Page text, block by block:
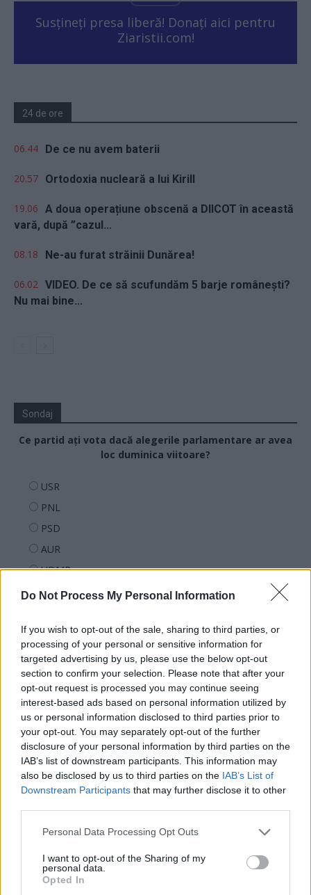
Do Not Process My Personal Information
If you wish to opt-out of the sale, sharing to third parties, or
processing of your personal or sensitive information for
targeted advertising by us, please use the below opt-out
section to confirm your selection. Please note that after your
opt-out request is processed you may continue seeing
interest-based ads based on personal information utilized by
us or personal information disclosed to third parties prior to
your opt-out. You may separately opt-out of the further
disclosure of your personal information by third parties on the
IAB’s list of downstream participants. This information may
also be disclosed by us to third parties on the IAB’s List of
Downstream Participants that may further disclose it to other
Personal Data Processing Opt Outs
I want to opt-out of the Sharing of my
personal data.
Opted In
Susțineți presa liberă! Donați aici pentru
Ziaristii.com!
24 de ore
06.44 De ce nu avem baterii
20.57 Ortodoxia nucleară a lui Kirill
19.06 A doua operațiune obscenă a DIICOT în această
vară, după ”cazul...
08.18 Ne-au furat străinii Dunărea!
06.02 VIDEO. De ce să scufundăm 5 barje românești?
Nu mai bine...
Sondaj
Ce partid ați vota dacă alegerile parlamentare ar avea
loc duminica viitoare?
USR
PNL
PSD
AUR
UDMR
PMP (Tomac)
PNȚMM
REPER
SENS
SOS (Șoșoacă)
POT (Gavrilă)
PACE (Peia)
Acțiunea Conservatoare (Târziu)
PDF (Lazarus)
PUSL (D. Voiculescu)
Partidul Patrioților (Surugiu)
FAR (Coarnă)